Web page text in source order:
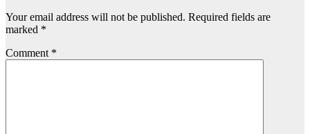
Your email address will not be published. Required fields are
marked *
Comment *